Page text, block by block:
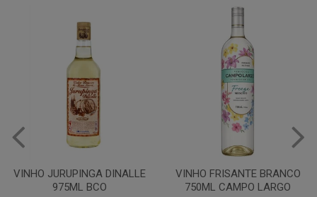
VINHO JURUPINGA DINALLE
975ML BCO
VINHO FRISANTE BRANCO
750ML CAMPO LARGO